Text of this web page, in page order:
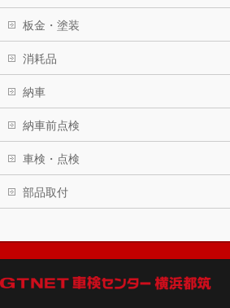
板金・塗装
消耗品
納車
納車前点検
車検・点検
部品取付